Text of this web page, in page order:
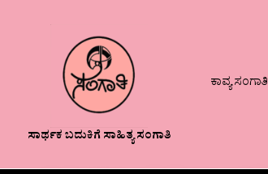
ಸಾರ್ಥಕ ಬದುಕಿಗೆ ಸಾಹಿತ್ಯ ಸಂಗಾತಿ
ಕಾವ್ಯ ಸಂಗಾತಿ